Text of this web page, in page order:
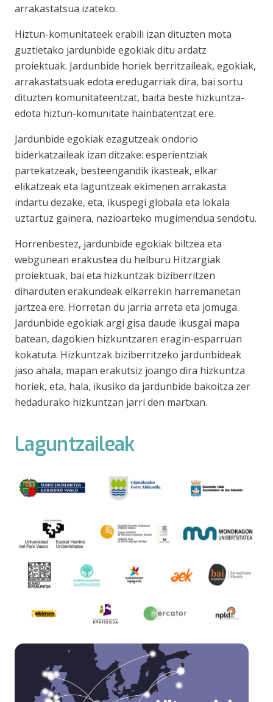
arrakastatsua izateko.
Hiztun-komunitateek erabili izan dituzten mota
guztietako jardunbide egokiak ditu ardatz
proiektuak. Jardunbide horiek berritzaileak, egokiak,
arrakastatsuak edota eredugarriak dira, bai sortu
dituzten komunitateentzat, baita beste hizkuntza-
edota hiztun-komunitate hainbatentzat ere.
Jardunbide egokiak ezagutzeak ondorio
biderkatzaileak izan ditzake: esperientziak
partekatzeak, besteengandik ikasteak, elkar
elikatzeak eta laguntzeak ekimenen arrakasta
indartu dezake, eta, ikuspegi globala eta lokala
uztartuz gainera, nazioarteko mugimendua sendotu.
Horrenbestez, jardunbide egokiak biltzea eta
webgunean erakustea du helburu Hitzargiak
proiektuak, bai eta hizkuntzak biziberritzen
diharduten erakundeak elkarrekin harremanetan
jartzea ere. Horretan du jarria arreta eta jomuga.
Jardunbide egokiak argi gisa daude ikusgai mapa
batean, dagokien hizkuntzaren eragin-esparruan
kokatuta. Hizkuntzak biziberritzeko jardunbideak
jaso ahala, mapan erakutsiz joango dira hizkuntza
horiek, eta, hala, ikusiko da jardunbide bakoitza zer
hedadurako hizkuntzan jarri den martxan.
Laguntzaileak